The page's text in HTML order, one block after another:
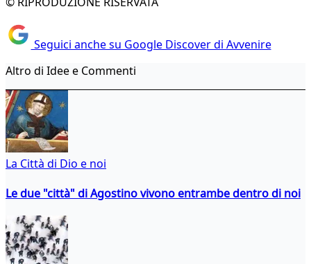
Seguici anche su Google Discover di Avvenire
Altro di Idee e Commenti
La Città di Dio e noi
Le due "città" di Agostino vivono entrambe dentro di noi